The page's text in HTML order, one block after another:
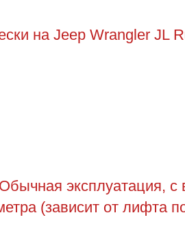
на Jeep Wrangler JL
эксплуатация, с
(зависит от лифта